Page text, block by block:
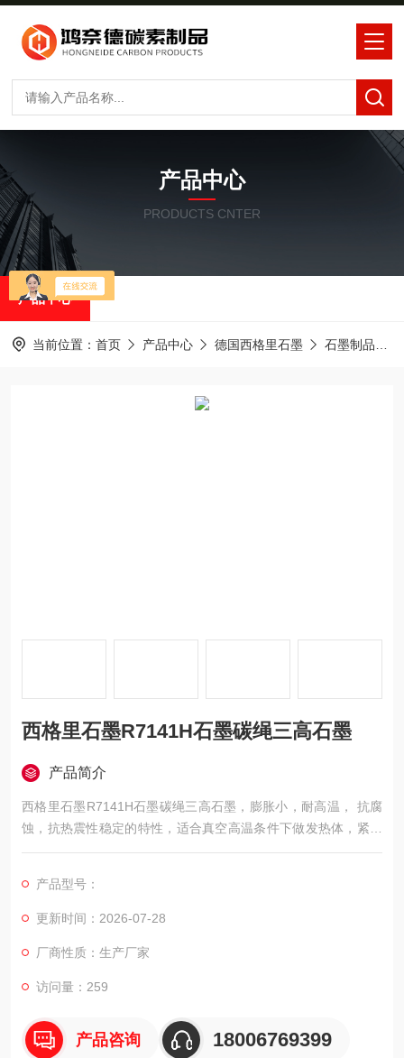
产品中心
PRODUCTS CNTER
产品中心
当前位置： 首页 产品中心 德国西格里石墨 石墨制品
西格里石墨R7141H石墨碳绳三高石墨
产品简介
西格里石墨R7141H石墨碳绳三高石墨，膨胀小，耐高温， 抗腐
蚀，抗热震性稳定的特性，适合真空高温条件下做发热体，紧固
件. 传动件，支撑盘等，在真空冶金，化工，半导体，电子新能源
产品型号：
更新时间：2026-07-28
厂商性质：生产厂家
访问量：259
产品咨询 18006769399